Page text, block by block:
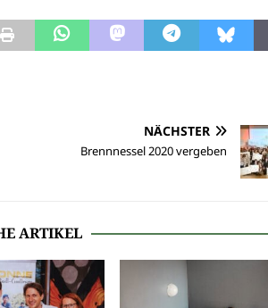
NÄCHSTER
Brennnessel 2020 vergeben
ARTIKEL